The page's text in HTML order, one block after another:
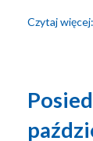
Czytaj